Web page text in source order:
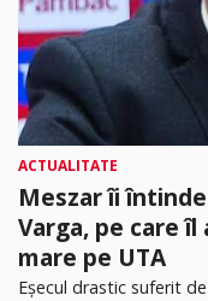
ACTUALITATE
Meszar îi
Varga, pe care
mare pe UTA
Eșecul drastic suferit